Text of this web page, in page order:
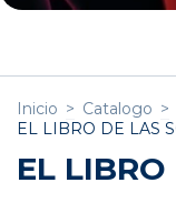
Inicio > Catalogo >
EL LIBRO DE LAS
EL